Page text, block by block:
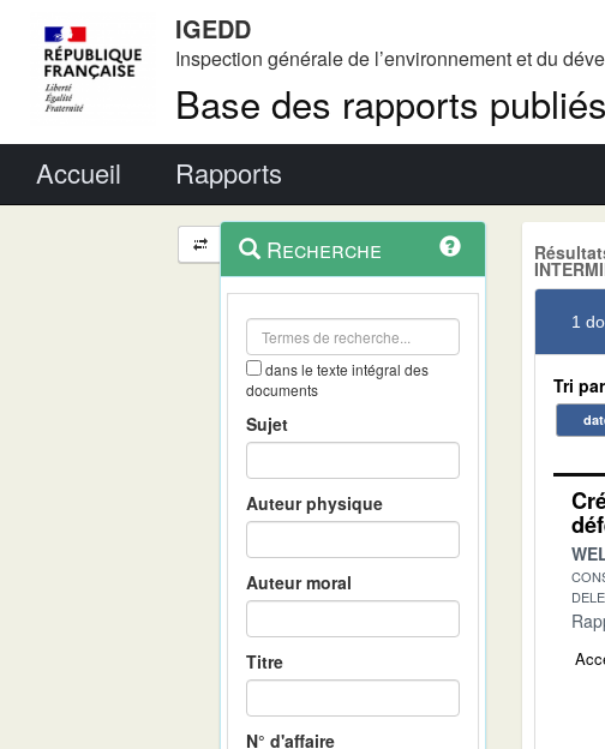
IGEDD
Inspection générale de l’environnement et du
Base des rapports publiés
Accueil Rapports
Navigation
et
outils
contextuel
Recherche
dans le texte intégral des
documents
Sujet
Auteur physique
Auteur moral
Titre
N° d'affaire
1
Tri par